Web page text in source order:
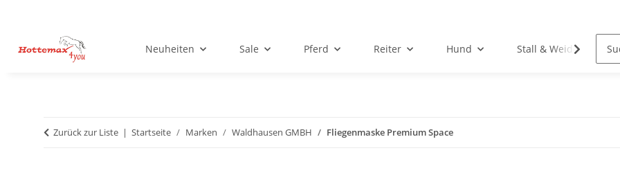
Neuheiten Sale Pferd Reiter Hund Stall & Weide
Zurück zur Liste Startseite Marken Waldhausen GMBH Fliegenmaske Premium Space